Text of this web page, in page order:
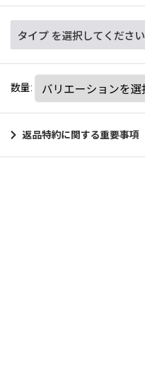
タイプ を選択してください
数量:
返品特約に関する重要事項